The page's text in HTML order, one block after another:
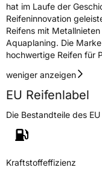
hat im Laufe der
Reifeninnovation
Reifens mit
Aquaplaning. Die
hochwertige Reifen für
weniger anzeigen
EU Reifenlabel
Die Bestandteile des
Kraftstoffeffizienz